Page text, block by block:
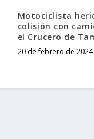
Motociclista
colisión con
el Crucero de
20 de febrero de 2024